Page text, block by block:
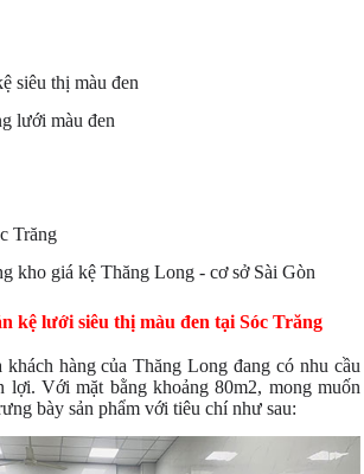
siêu thị màu đen
lưới màu đen
Trăng
kho giá kệ Thăng Long - cơ sở Sài Gòn
kệ lưới siêu thị màu đen tại Sóc Trăng
hàng của Thăng Long đang có nhu cầu
lợi. Với mặt bằng khoảng 80m2, mong muốn
bày sản phẩm với tiêu chí như sau: